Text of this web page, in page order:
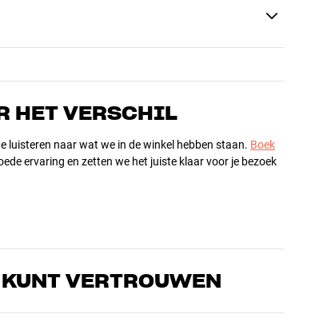
HET VERSCHIL
luisteren naar wat we in de winkel hebben staan. Boek
ervaring en zetten we het juiste klaar voor je bezoek
VERTROUWEN
producten door en door kennen en gepassioneerd zijn